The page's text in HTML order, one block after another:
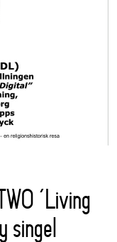
‘Living
singel